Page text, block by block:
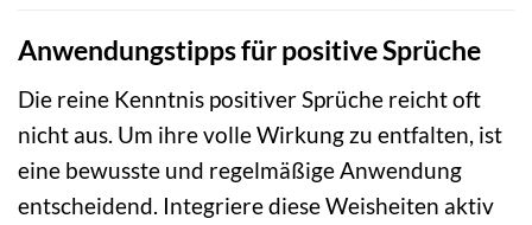
Anwendungstipps für positive Sprüche
Die reine Kenntnis positiver Sprüche reicht oft
nicht aus. Um ihre volle Wirkung zu entfalten, ist
eine bewusste und regelmäßige Anwendung
entscheidend. Integriere diese Weisheiten aktiv